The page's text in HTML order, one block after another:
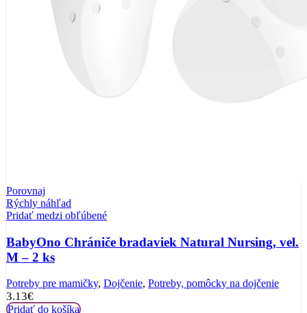
Porovnaj
Rýchly náhľad
Pridať medzi obľúbené
BabyOno Chrániče bradaviek Natural Nursing, vel.
M – 2 ks
Potreby pre mamičky, Dojčenie, Potreby, pomôcky na dojčenie
3.13€
Pridať do košíka